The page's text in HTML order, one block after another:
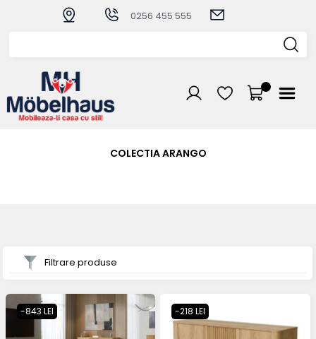
0256 455 555
COLECTIA ARANGO
Filtrare produse
-843 LEI -218 LEI